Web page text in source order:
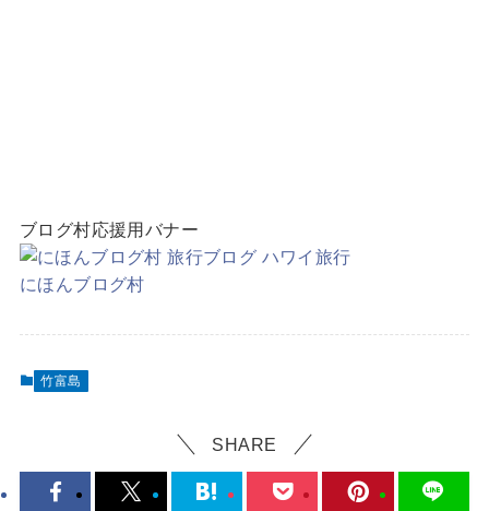
ブログ村応援用バナー
にほんブログ村
竹富島
SHARE